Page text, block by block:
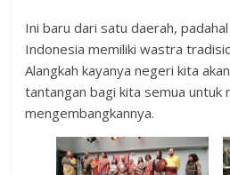
Ini baru dari satu daerah,
Indonesia memiliki wastra
Alangkah kayanya negeri kita
tantangan bagi kita semua untuk
mengembangkannya.